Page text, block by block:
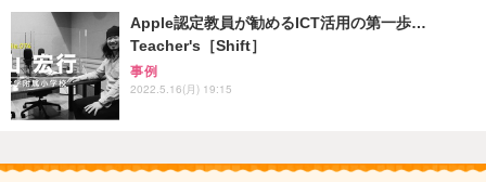
Apple認定教員が勧めるICT活用の第一歩…
Teacher's［Shift］
事例
2022.5.16(月) 19:15